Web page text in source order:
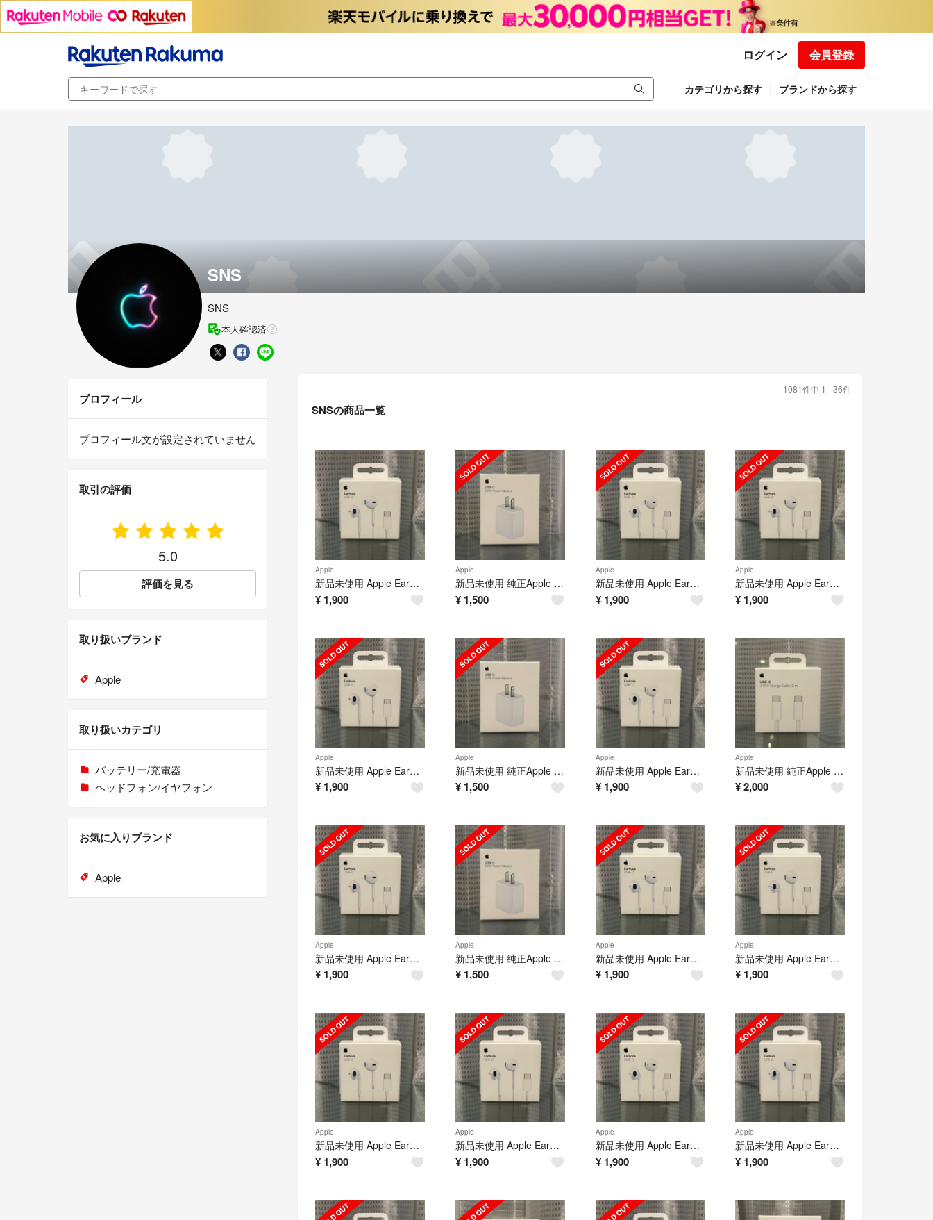
ログイン 会員登録
カテゴリから探す ブランドから探す
SNS
SNS
本人確認済
1081件中 1 - 36件
SNSの商品一覧
Apple
新品未使用 Apple EarPods 純正品 タイプc 有線イヤホン アップル
¥ 1,900
Apple
新品未使用 純正Apple 20W USB-C 電源アダプター充電器 アップル
¥ 1,500
Apple
新品未使用 Apple EarPods 純正品 タイプc 有線イヤホン アップル
¥ 1,900
Apple
新品未使用 Apple EarPods 純正品 タイプc 有線イヤホン アップル
¥ 1,900
Apple
新品未使用 Apple EarPods 純正品 タイプc 有線イヤホン アップル
¥ 1,900
Apple
新品未使用 純正Apple 20W USB-C 電源アダプター充電器 アップル
¥ 1,500
Apple
新品未使用 Apple EarPods 純正品 タイプc 有線イヤホン アップル
¥ 1,900
Apple
新品未使用 純正Apple 240W C to C 充電ケーブル2m 編み込み式
¥2,000
Apple
新品未使用 Apple EarPods 純正品 タイプc 有線イヤホン アップル
¥ 1,900
Apple
新品未使用 純正Apple 20W USB-C 電源アダプター充電器 アップル
¥ 1,500
Apple
新品未使用 Apple EarPods 純正品 タイプc 有線イヤホン アップル
¥ 1,900
Apple
新品未使用 Apple EarPods 純正品 タイプc 有線イヤホン アップル
¥ 1,900
Apple
新品未使用 Apple EarPods 純正品 タイプc 有線イヤホン アップル
¥ 1,900
Apple
新品未使用 Apple EarPods 純正品 タイプc 有線イヤホン アップル
¥ 1,900
Apple
新品未使用 Apple EarPods 純正品 タイプc 有線イヤホン アップル
¥ 1,900
Apple
新品未使用 Apple EarPods 純正品 タイプc 有線イヤホン アップル
¥ 1,900
プロフィール
プロフィール文が設定されていません
取引の評価
5.0
評価を見る
取り扱いブランド
Apple
取り扱いカテゴリ
バッテリー/充電器
ヘッドフォン/イヤフォン
お気に入りブランド
Apple